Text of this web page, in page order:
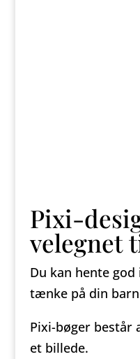
Pixi-
velegnet
Du kan hente
tænke på din
Pixi-bøger består
et billede.